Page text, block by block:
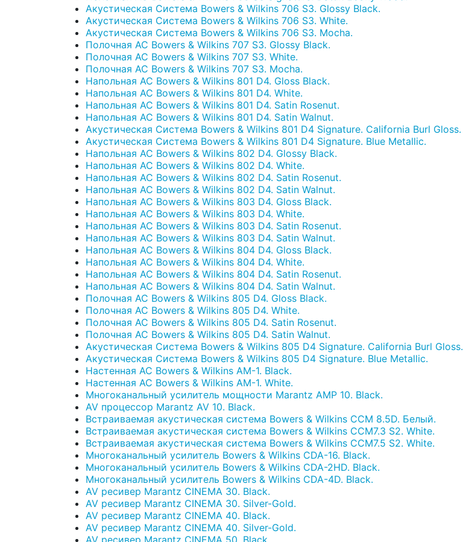
Акустическая Система Bowers & Wilkins 706 S3. Glossy Black.
Акустическая Система Bowers & Wilkins 706 S3. White.
Акустическая Система Bowers & Wilkins 706 S3. Mocha.
Полочная АС Bowers & Wilkins 707 S3. Glossy Black.
Полочная АС Bowers & Wilkins 707 S3. White.
Полочная АС Bowers & Wilkins 707 S3. Mocha.
Напольная АС Bowers & Wilkins 801 D4. Gloss Black.
Напольная АС Bowers & Wilkins 801 D4. White.
Напольная АС Bowers & Wilkins 801 D4. Satin Rosenut.
Напольная АС Bowers & Wilkins 801 D4. Satin Walnut.
Акустическая Система Bowers & Wilkins 801 D4 Signature. California Burl Gloss.
Акустическая Система Bowers & Wilkins 801 D4 Signature. Blue Metallic.
Напольная АС Bowers & Wilkins 802 D4. Glossy Black.
Напольная АС Bowers & Wilkins 802 D4. White.
Напольная АС Bowers & Wilkins 802 D4. Satin Rosenut.
Напольная АС Bowers & Wilkins 802 D4. Satin Walnut.
Напольная АС Bowers & Wilkins 803 D4. Gloss Black.
Напольная АС Bowers & Wilkins 803 D4. White.
Напольная АС Bowers & Wilkins 803 D4. Satin Rosenut.
Напольная АС Bowers & Wilkins 803 D4. Satin Walnut.
Напольная АС Bowers & Wilkins 804 D4. Gloss Black.
Напольная АС Bowers & Wilkins 804 D4. White.
Напольная АС Bowers & Wilkins 804 D4. Satin Rosenut.
Напольная АС Bowers & Wilkins 804 D4. Satin Walnut.
Полочная АС Bowers & Wilkins 805 D4. Gloss Black.
Полочная АС Bowers & Wilkins 805 D4. White.
Полочная АС Bowers & Wilkins 805 D4. Satin Rosenut.
Полочная АС Bowers & Wilkins 805 D4. Satin Walnut.
Акустическая Система Bowers & Wilkins 805 D4 Signature. California Burl Gloss.
Акустическая Система Bowers & Wilkins 805 D4 Signature. Blue Metallic.
Настенная АС Bowers & Wilkins AM-1. Black.
Настенная АС Bowers & Wilkins AM-1. White.
Многоканальный усилитель мощности Marantz AMP 10. Black.
AV процессор Marantz AV 10. Black.
Встраиваемая акустическая система Bowers & Wilkins CCM 8.5D. Белый.
Встраиваемая акустическая система Bowers & Wilkins CCM7.3 S2. White.
Встраиваемая акустическая система Bowers & Wilkins CCM7.5 S2. White.
Многоканальный усилитель Bowers & Wilkins CDA-16. Black.
Многоканальный усилитель Bowers & Wilkins CDA-2HD. Black.
Многоканальный усилитель Bowers & Wilkins CDA-4D. Black.
AV ресивер Marantz CINEMA 30. Black.
AV ресивер Marantz CINEMA 30. Silver-Gold.
AV ресивер Marantz CINEMA 40. Black.
AV ресивер Marantz CINEMA 40. Silver-Gold.
AV ресивер Marantz CINEMA 50. Black.